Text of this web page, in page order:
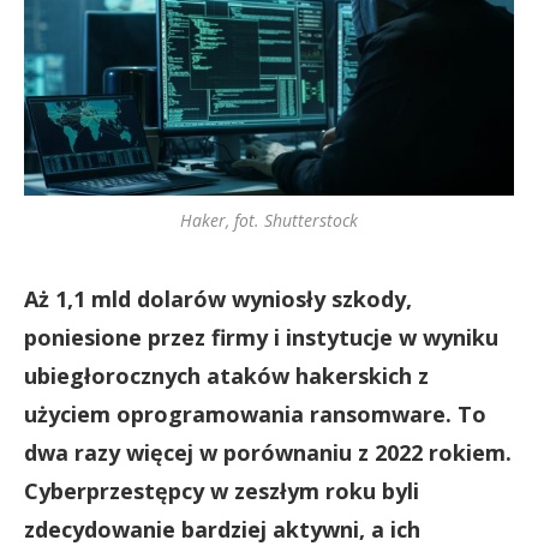
Haker, fot. Shutterstock
Aż 1,1 mld dolarów wyniosły szkody,
poniesione przez firmy i instytucje w wyniku
ubiegłorocznych ataków hakerskich z
użyciem oprogramowania ransomware. To
dwa razy więcej w porównaniu z 2022 rokiem.
Cyberprzestępcy w zeszłym roku byli
zdecydowanie bardziej aktywni, a ich